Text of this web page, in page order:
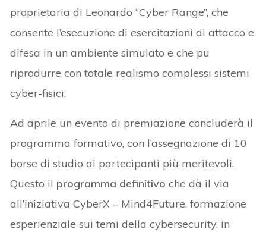
proprietaria di Leonardo “Cyber Range”, che
consente l’esecuzione di esercitazioni di attacco e
difesa in un ambiente simulato e che pu
riprodurre con totale realismo complessi sistemi
cyber-fisici.
Ad aprile un evento di premiazione concluderà il
programma formativo, con l’assegnazione di 10
borse di studio ai partecipanti più meritevoli.
Questo il programma definitivo che dà il via
all’iniziativa CyberX – Mind4Future, formazione
esperienziale sui temi della cybersecurity, in